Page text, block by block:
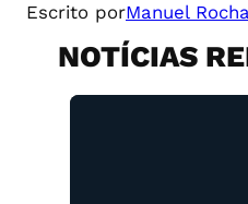
Escrito porManuel Rocha
NOTÍCIAS